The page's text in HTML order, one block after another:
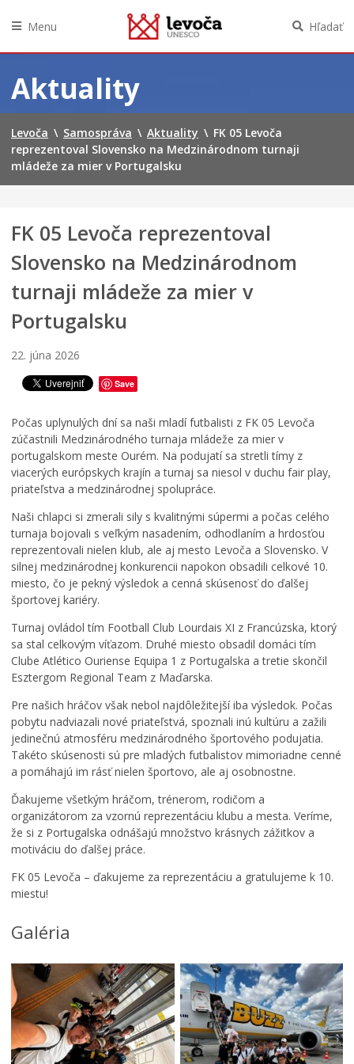
obsah
Menu Hľadať
Aktuality
Levoča \ Samospráva \ Aktuality \ FK 05 Levoča
reprezentoval Slovensko na Medzinárodnom turnaji
mládeže za mier v Portugalsku
FK 05 Levoča reprezentoval
Slovensko na Medzinárodnom
turnaji mládeže za mier v
Portugalsku
22. júna 2026
Save
Počas uplynulých dní sa naši mladí futbalisti z FK 05 Levoča
zúčastnili Medzinárodného turnaja mládeže za mier v
portugalskom meste Ourém. Na podujatí sa stretli tímy z
viacerých európskych krajín a turnaj sa niesol v duchu fair play,
priateľstva a medzinárodnej spolupráce.
Naši chlapci si zmerali sily s kvalitnými súpermi a počas celého
turnaja bojovali s veľkým nasadením, odhodlaním a hrdosťou
reprezentovali nielen klub, ale aj mesto Levoča a Slovensko. V
silnej medzinárodnej konkurencii napokon obsadili celkové 10.
miesto, čo je pekný výsledok a cenná skúsenosť do ďalšej
športovej kariéry.
Turnaj ovládol tím Football Club Lourdais XI z Francúzska, ktorý
sa stal celkovým víťazom. Druhé miesto obsadil domáci tím
Clube Atlético Ouriense Equipa 1 z Portugalska a tretie skončil
Esztergom Regional Team z Maďarska.
Pre našich hráčov však nebol najdôležitejší iba výsledok. Počas
pobytu nadviazali nové priateľstvá, spoznali inú kultúru a zažili
jedinečnú atmosféru medzinárodného športového podujatia.
Takéto skúsenosti sú pre mladých futbalistov mimoriadne cenné
a pomáhajú im rásť nielen športovo, ale aj osobnostne.
Ďakujeme všetkým hráčom, trénerom, rodičom a
organizátorom za vzornú reprezentáciu klubu a mesta. Veríme,
že si z Portugalska odnášajú množstvo krásnych zážitkov a
motiváciu do ďalšej práce.
FK 05 Levoča – ďakujeme za reprezentáciu a gratulujeme k 10.
miestu!
Galéria